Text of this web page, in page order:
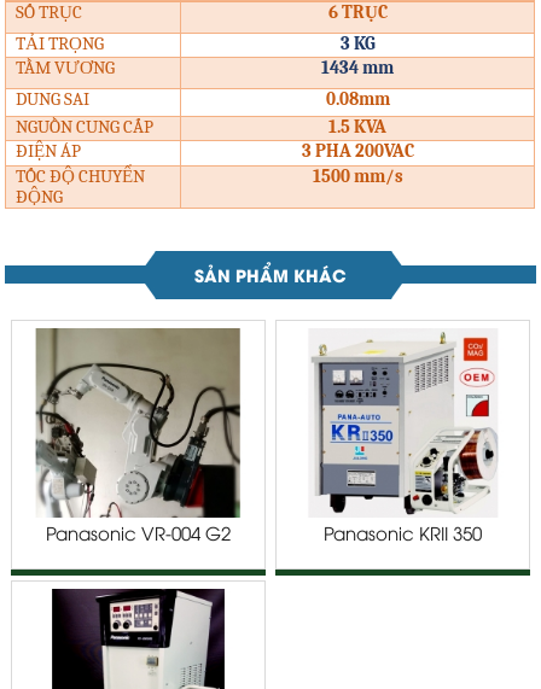
SỐ TRỤC
6 TRỤC
TẢI TRỌNG
3 KG
TẦM VƯƠNG
1434 mm
DUNG SAI
0.08mm
NGUỒN CUNG CẤP
1.5 KVA
ĐIỆN ÁP
3 PHA 200VAC
TỐC ĐỘ CHUYỂN
ĐỘNG
1500 mm/s
SẢN PHẨM KHÁC
Panasonic VR-004 G2 Panasonic KRII 350